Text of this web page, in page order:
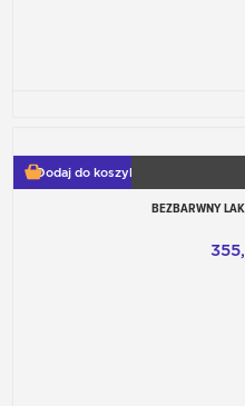
Dodaj do koszyka
BEZBARWNY